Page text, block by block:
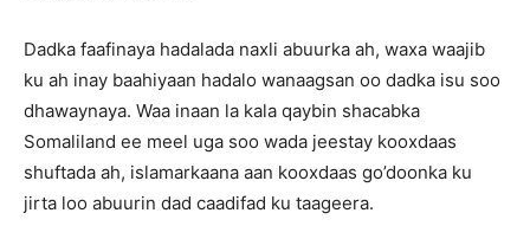
Dadka faafinaya hadalada naxli abuurka ah, waxa waajib
ku ah inay baahiyaan hadalo wanaagsan oo dadka isu soo
dhawaynaya. Waa inaan la kala qaybin shacabka
Somaliland ee meel uga soo wada jeestay kooxdaas
shuftada ah, islamarkaana aan kooxdaas go’doonka ku
jirta loo abuurin dad caadifad ku taageera.